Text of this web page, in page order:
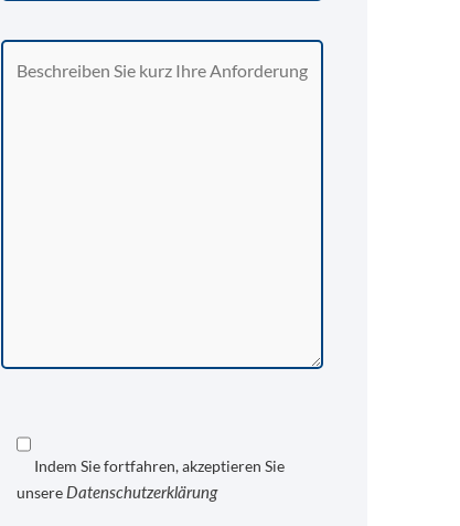
Indem Sie fortfahren, akzeptieren Sie
unsere Datenschutzerklärung